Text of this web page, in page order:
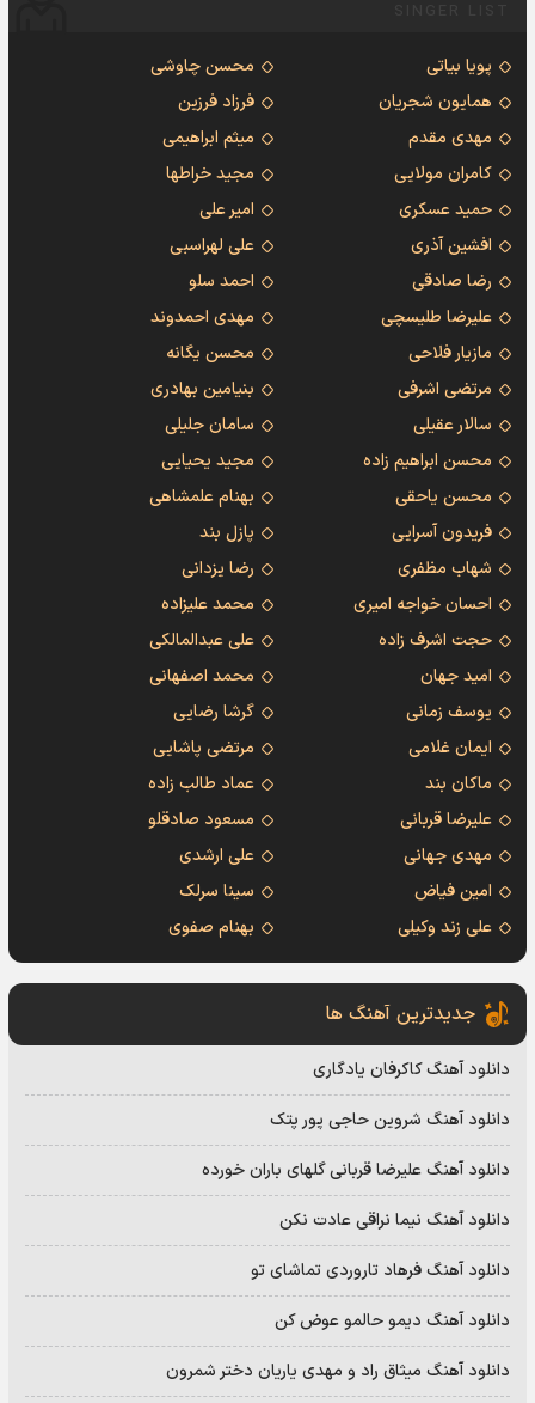
پویا بیاتی
محسن چاوشی
همایون شجریان
فرزاد فرزین
مهدی مقدم
میثم ابراهیمی
کامران مولایی
مجید خراطها
حمید عسکری
امیر علی
افشین آذری
علی لهراسبی
رضا صادقی
احمد سلو
علیرضا طلیسچی
مهدی احمدوند
مازیار فلاحی
محسن یگانه
مرتضی اشرفی
بنیامین بهادری
سالار عقیلی
سامان جلیلی
محسن ابراهیم زاده
مجید یحیایی
محسن یاحقی
بهنام علمشاهی
فریدون آسرایی
پازل بند
شهاب مظفری
رضا یزدانی
احسان خواجه امیری
محمد علیزاده
حجت اشرف زاده
علی عبدالمالکی
امید جهان
محمد اصفهانی
یوسف زمانی
گرشا رضایی
ایمان غلامی
مرتضی پاشایی
ماکان بند
عماد طالب زاده
علیرضا قربانی
مسعود صادقلو
مهدی جهانی
علی ارشدی
امین فیاض
سینا سرلک
علی زند وکیلی
بهنام صفوی
جدیدترین آهنگ ها
دانلود آهنگ کاکرفان یادگاری
دانلود آهنگ شروین حاجی پور پتک
دانلود آهنگ علیرضا قربانی گلهای باران خورده
دانلود آهنگ نیما نراقی عادت نکن
دانلود آهنگ فرهاد تاروردی تماشای تو
دانلود آهنگ دیمو حالمو عوض کن
دانلود آهنگ میثاق راد و مهدی یاریان دختر شمرون